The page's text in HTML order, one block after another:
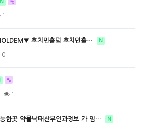
N
1
호치민홀덤 호치민홀… N
0
1
한곳 약물낙태산부인과정보 카 임… N